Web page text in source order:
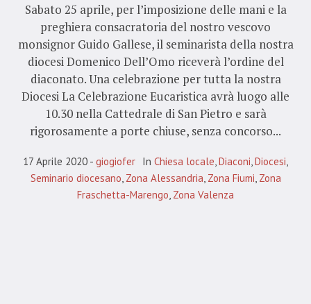
Sabato 25 aprile, per l’imposizione delle mani e la
preghiera consacratoria del nostro vescovo
monsignor Guido Gallese, il seminarista della nostra
diocesi Domenico Dell’Omo riceverà l’ordine del
diaconato. Una celebrazione per tutta la nostra
Diocesi La Celebrazione Eucaristica avrà luogo alle
10.30 nella Cattedrale di San Pietro e sarà
rigorosamente a porte chiuse, senza concorso...
17 Aprile 2020 giogiofer In Chiesa locale Diaconi Diocesi
Seminario diocesano Zona Alessandria Zona Fiumi Zona
Fraschetta-Marengo Zona Valenza